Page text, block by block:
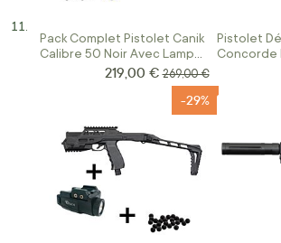
Pack Complet Pistolet Canik
Calibre 50 Noir Avec Lampe
Prix Spécial
219,00 € Prix normal
269,00 €
Pistolet
Concorde
-29%